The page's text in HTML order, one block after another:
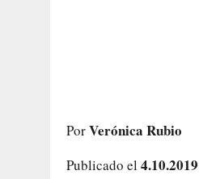
PorVerónica Rubio
Publicado el 4.10.2019